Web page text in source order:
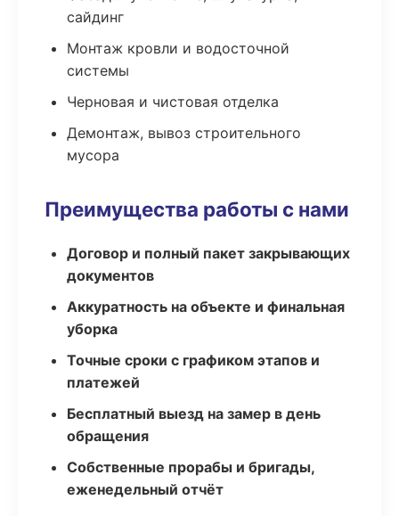
сайдинг
Монтаж кровли и водосточной
системы
Черновая и чистовая отделка
Демонтаж, вывоз строительного
мусора
Преимущества работы с нами
Договор и полный пакет закрывающих
документов
Аккуратность на объекте и финальная
уборка
Точные сроки с графиком этапов и
платежей
Бесплатный выезд на замер в день
обращения
Собственные прорабы и бригады,
еженедельный отчёт